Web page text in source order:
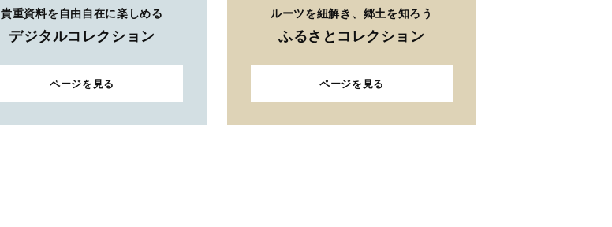
貴重資料を自由自在に楽しめる
デジタルコレクション
ページを見る
ルーツを紐解き、郷土を知ろう
ふるさとコレクション
ページを見る